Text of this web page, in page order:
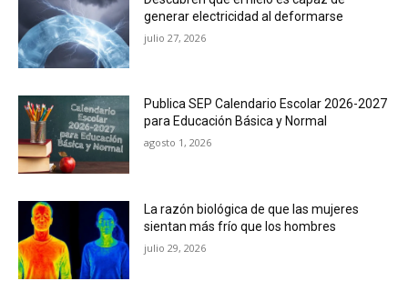
generar electricidad al deformarse
julio 27, 2026
Publica SEP Calendario Escolar 2026-2027
para Educación Básica y Normal
agosto 1, 2026
La razón biológica de que las mujeres
sientan más frío que los hombres
julio 29, 2026